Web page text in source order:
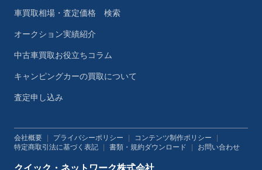
車買取相場・査定価格 検索
オークション実績紹介
中古車買取お役立ちコラム
キャンピングカーの買取について
査定申し込み
会社概要 プライバシーポリシー コンテンツ制作ポリシー
特定商取引法に基づく表記
書類・規約ダウンロード お問い合わせ